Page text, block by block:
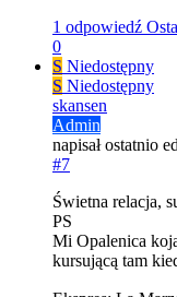
1 odpowiedź
0
S Niedostępny
S Niedostępny
skansen
Admin
napisałostatnio
#7
Świetna relacja,
PS
Mi Opalenica
kursującą tam